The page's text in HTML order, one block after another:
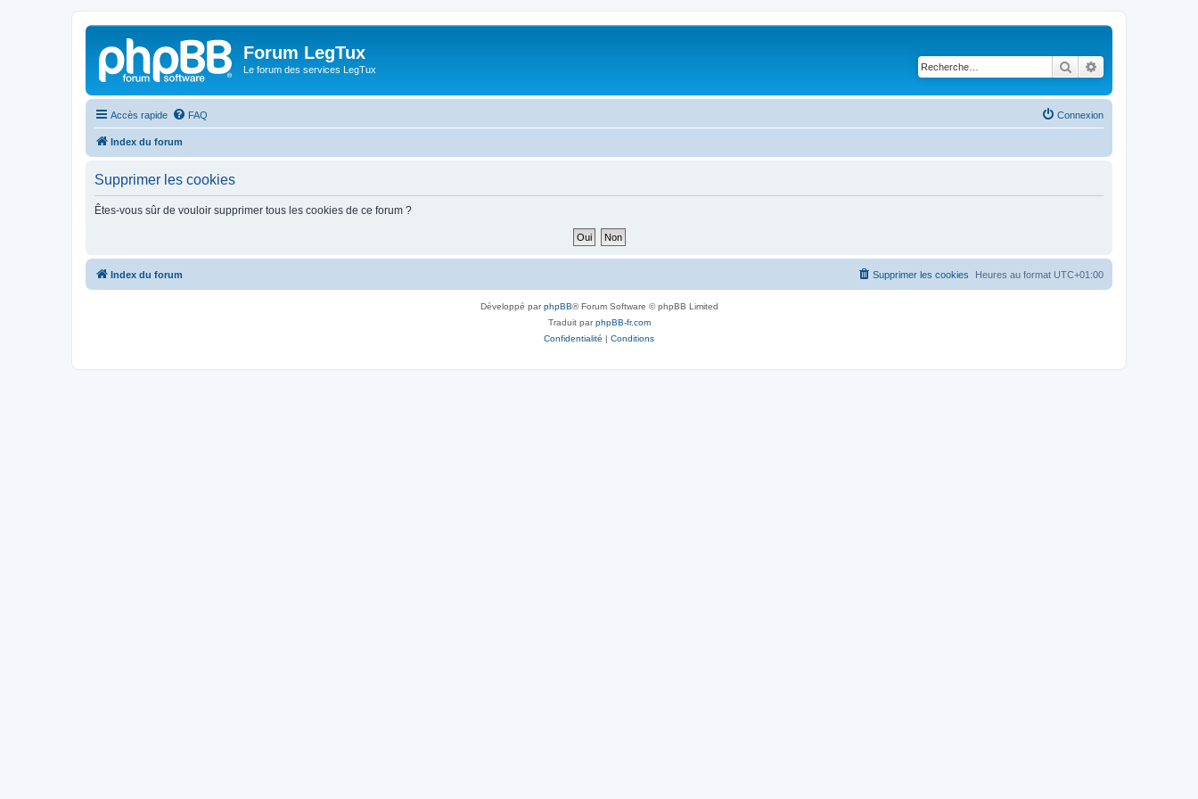
Forum LegTux
Le forum des services LegTux Rechercher
Accès rapide FAQ Connexion
Index du forum
Supprimer les cookies
Êtes-vous sûr de vouloir supprimer tous les cookies de ce forum ?
Index du forum Heures au format UTC+01:00
Supprimer les cookies
Développé parphpBB® Forum Software © phpBB Limited
Traduit parphpBB-fr.com
Confidentialité | Conditions